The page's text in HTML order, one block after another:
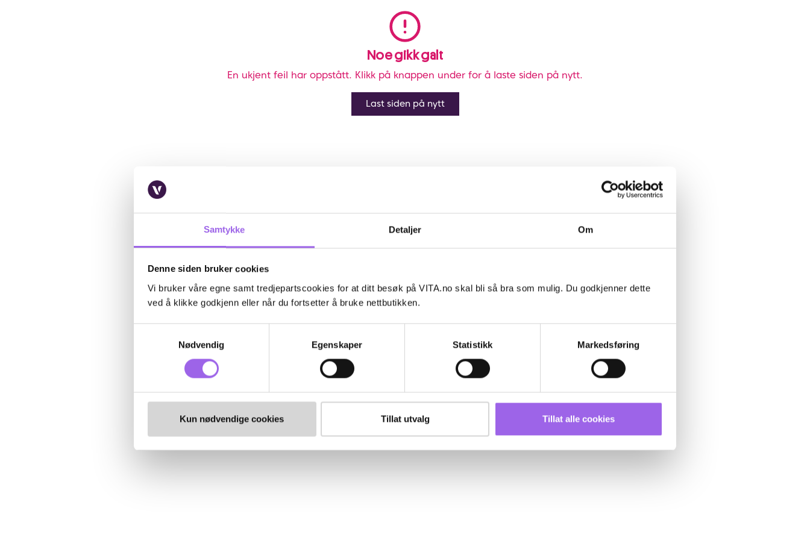
Samtykke Detaljer Om
Denne siden bruker cookies
Vi bruker våre egne samt tredjepartscookies for at ditt besøk på VITA.no skal bli så bra som mulig. Du godkjenner dette
ved å klikke godkjenn eller når du fortsetter å bruke nettbutikken.
Nødvendig
Egenskaper Statistikk Markedsføring
Kun nødvendige cookies Tillat utvalg Tillat alle cookies
Noe gikk galt
En ukjent feil har oppstått. Klikk på knappen under for å laste siden på nytt.
Last siden på nytt